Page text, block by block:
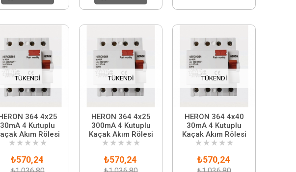
TÜKENDI
364 4x25
30mA 4 Kutuplu
Akım Rölesi
★ ★ ★ ★ ★
₺570,24
TÜKENDI
HERON 364 4x25
300mA 4 Kutuplu
Kaçak Akım Rölesi
★ ★ ★ ★ ★
₺570,24
TÜKENDI
HERON 364 4x40
30mA 4 Kutuplu
Kaçak Akım Rölesi
★ ★ ★ ★ ★
₺570,24